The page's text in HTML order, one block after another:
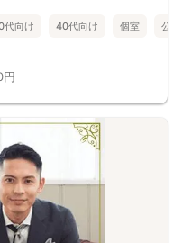
代向け 40代向け 個室 公
円